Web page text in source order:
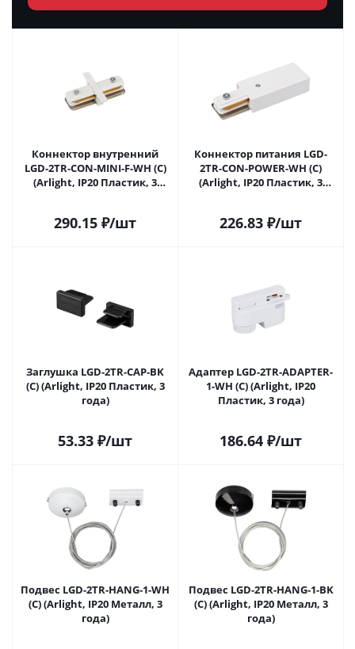
Коннектор внутренний
LGD-2TR-CON-MINI-F-WH (C)
(Arlight, IP20 Пластик, 3
290.15 ₽/шт
Коннектор питания LGD-
2TR-CON-POWER-WH (C)
(Arlight, IP20 Пластик, 3
226.83 ₽/шт
Заглушка LGD-2TR-CAP-BK
(C) (Arlight, IP20 Пластик, 3
года)
53.33 ₽/шт
Адаптер LGD-2TR-ADAPTER-
1-WH (C) (Arlight, IP20
Пластик, 3 года)
186.64 ₽/шт
Подвес LGD-2TR-HANG-1-WH
(C) (Arlight, IP20 Металл, 3
года)
Подвес LGD-2TR-HANG-1-BK
(C) (Arlight, IP20 Металл, 3
года)